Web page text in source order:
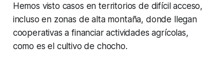
Hemos visto casos en territorios de difícil acceso,
incluso en zonas de alta montaña, donde llegan
cooperativas a financiar actividades agrícolas,
como es el cultivo de chocho.